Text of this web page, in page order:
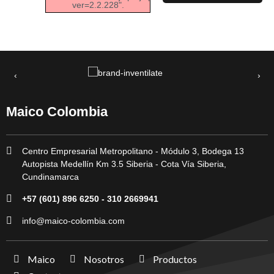
ver=2.2.228".
‹ ›
Maico Colombia
Centro Empresarial Metropolitano - Módulo 3, Bodega 13
Autopista Medellín Km 3.5 Siberia - Cota Vía Siberia,
Cundinamarca
+57 (601) 896 6250 - 310 2669941
info@maico-colombia.com
Maico Nosotros
Productos